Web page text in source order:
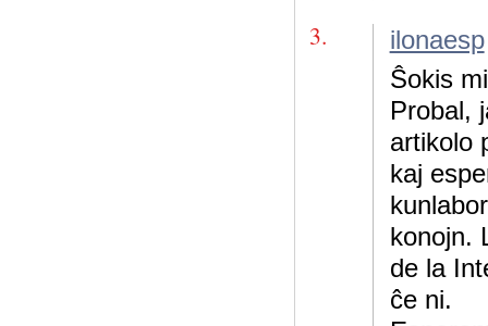
3. ilonaesp
Ŝokis
Probal,
artikolo
kaj
konojn.
de la
ĉe ni.